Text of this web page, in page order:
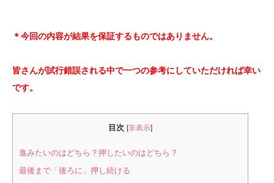
＊今回の内容が結果を保証するものではありません。
皆さんが試行錯誤される中で一つの参考にしていただければ幸い
です。
目次 [非表示]
進みたいのはどちら？押したいのはどちら？
最後まで「後ろに」押し続ける